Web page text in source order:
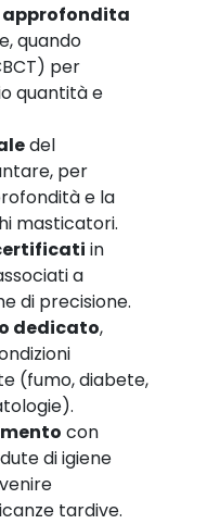
approfondita
quando
per
quantità e
del
per
e la
masticatori.
in
a
di precisione.
dedicato,
(fumo, diabete,
con
di igiene
tardive.